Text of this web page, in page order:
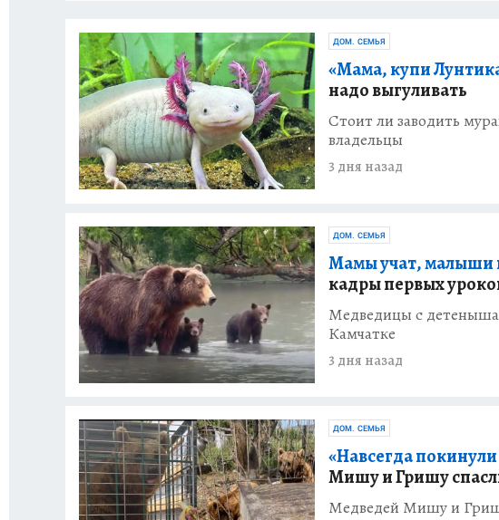
ДОМ. СЕМЬЯ
«Мама, купи
надо выгуливать
Стоит ли заводить
владельцы
3 дня назад
ДОМ. СЕМЬЯ
Мамы учат, малыши
кадры первых
Медведицы с
Камчатке
3 дня назад
ДОМ. СЕМЬЯ
«Навсегда
Мишу и Гришу
Медведей Мишу и